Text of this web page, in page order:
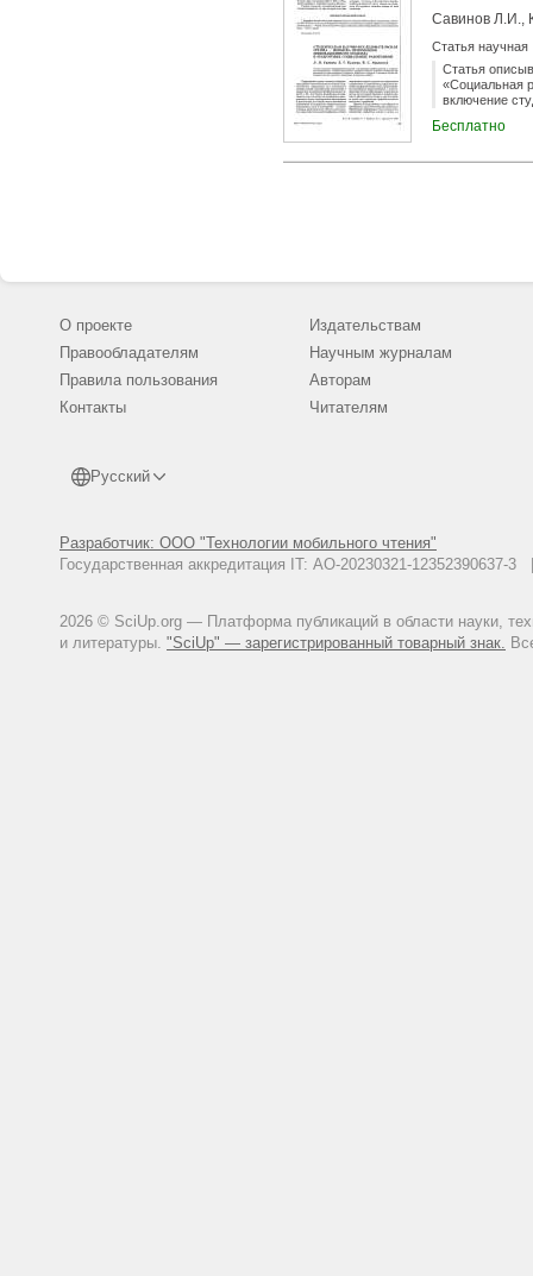
Савинов Л.И.,
Статья научная
Статья
«Социальная
включение
Бесплатно
О проекте
Правообладателям
Правила пользования
Контакты
Русский
Разработчик: ООО "Технологии мобильного чтения"
Государственная аккредитация IT: АО-20230321-
2026 © SciUp.org — Платформа публикаций в области науки,
и литературы. "SciUp" — зарегистрированный товарный знак.
Издательствам
Научным журналам
Авторам
Читателям